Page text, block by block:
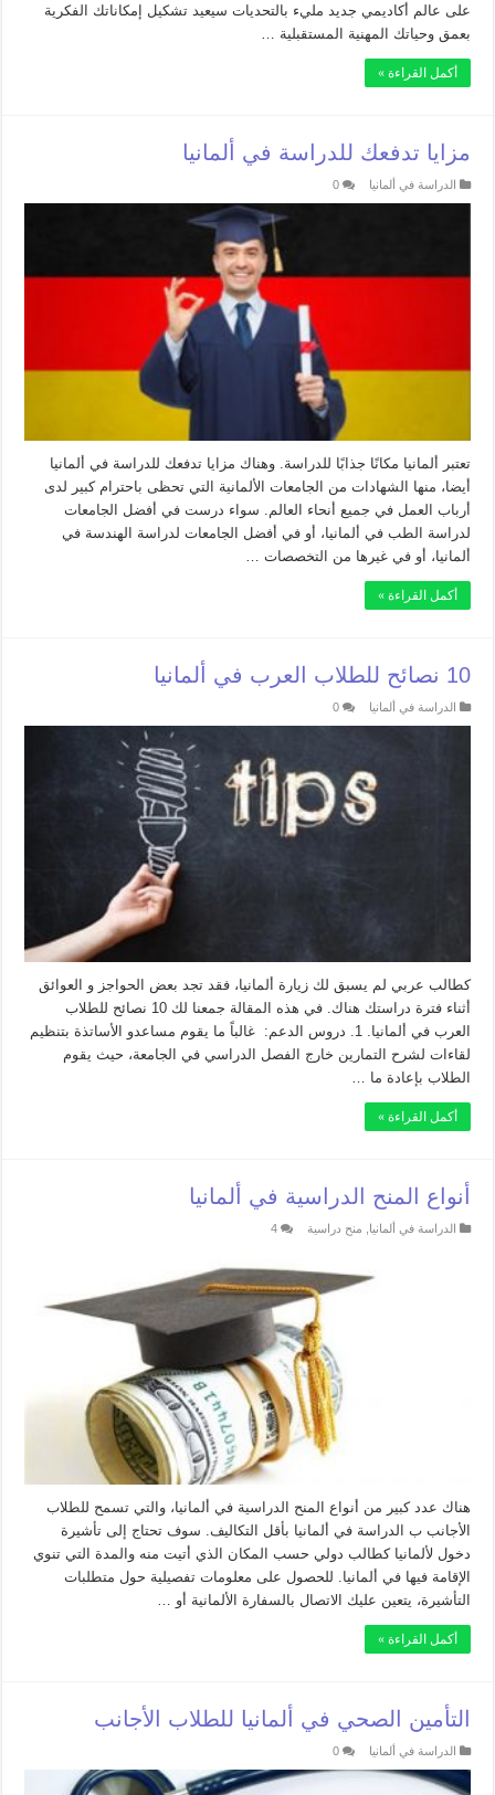
على عالم أكاديمي جديد مليء بالتحديات سيعيد تشكيل إمكاناتك الفكرية
بعمق وحياتك المهنية المستقبلية …
أكمل القراءة »
مزايا تدفعك للدراسة في ألمانيا
الدراسة في ألمانيا 0
تعتبر ألمانيا مكانًا جذابًا للدراسة. وهناك مزايا تدفعك للدراسة في ألمانيا
أيضا، منها الشهادات من الجامعات الألمانية التي تحظى باحترام كبير لدى
أرباب العمل في جميع أنحاء العالم. سواء درست في أفضل الجامعات
لدراسة الطب في ألمانيا، أو في أفضل الجامعات لدراسة الهندسة في
ألمانيا، أو في غيرها من التخصصات …
أكمل القراءة »
10 نصائح للطلاب العرب في ألمانيا
الدراسة في ألمانيا 0
كطالب عربي لم يسبق لك زيارة ألمانيا، فقد تجد بعض الحواجز و العوائق
أثناء فترة دراستك هناك. في هذه المقالة جمعنا لك 10 نصائح للطلاب
العرب في ألمانيا. 1. دروس الدعم: غالباً ما يقوم مساعدو الأساتذة بتنظيم
لقاءات لشرح التمارين خارج الفصل الدراسي في الجامعة، حيث يقوم
الطلاب بإعادة ما …
أكمل القراءة »
أنواع المنح الدراسية في ألمانيا
الدراسة في ألمانيا منح دراسية 4
هناك عدد كبير من أنواع المنح الدراسية في ألمانيا، والتي تسمح للطلاب
الأجانب ب الدراسة في ألمانيا بأقل التكاليف. سوف تحتاج إلى تأشيرة
دخول لألمانيا كطالب دولي حسب المكان الذي أتيت منه والمدة التي تنوي
الإقامة فيها في ألمانيا. للحصول على معلومات تفصيلية حول متطلبات
التأشيرة، يتعين عليك الاتصال بالسفارة الألمانية أو …
أكمل القراءة »
التأمين الصحي في ألمانيا للطلاب الأجانب
الدراسة في ألمانيا 0